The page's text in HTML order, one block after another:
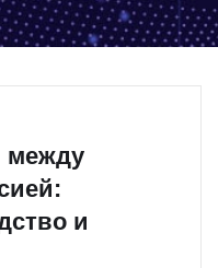
между
и